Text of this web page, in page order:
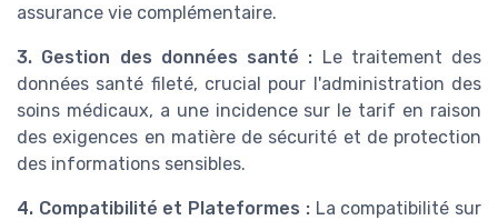
assurance vie complémentaire.
3. Gestion des données santé : Le traitement des
données santé fileté, crucial pour l'administration des
soins médicaux, a une incidence sur le tarif en raison
des exigences en matière de sécurité et de protection
des informations sensibles.
4. Compatibilité et Plateformes :La compatibilité sur